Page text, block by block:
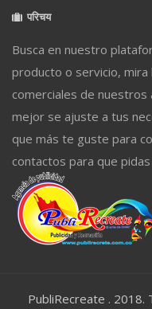
परिचय
Busca en nuestro
producto o servicio,
comerciales de nuestros
mejor se ajuste a tus
que más te guste para
contactos para que
PubliRecreate .